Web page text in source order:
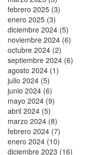
febrero 2025 (3)
enero 2025 (3)
diciembre 2024 (5)
noviembre 2024 (6)
octubre 2024 (2)
septiembre 2024 (6)
agosto 2024 (1)
julio 2024 (5)
junio 2024 (6)
mayo 2024 (9)
abril 2024 (5)
marzo 2024 (8)
febrero 2024 (7)
enero 2024 (10)
diciembre 2023 (16)